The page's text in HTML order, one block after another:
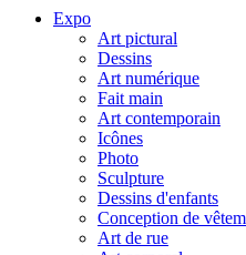
Expo
Art pictural
Dessins
Art numérique
Fait main
Art contemporain
Icônes
Photo
Sculpture
Dessins d'enfants
Conception de
Art de rue